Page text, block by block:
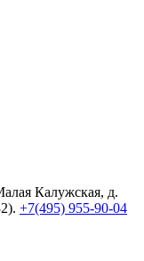
Калужская, д.
+7(495) 955-90-04